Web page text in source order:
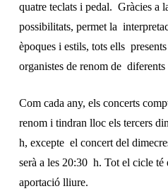
quatre teclats i pedal. Gràcies a
possibilitats, permet la
èpoques i estils, tots ells
organistes de renom de
Com cada any, els concerts
renom i tindran lloc els tercers
h, excepte el concert del
serà a les 20:30 h. Tot el cicle té
aportació lliure.